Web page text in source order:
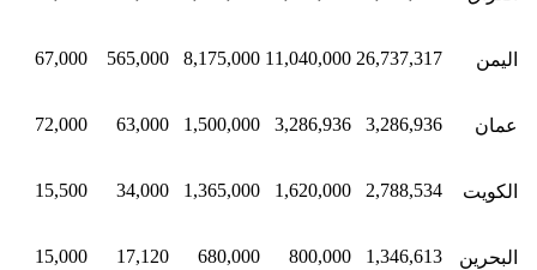
اليمن 26,737,317
11,040,000
8,175,000
565,000
67,000
عمان 3,286,936
3,286,936
1,500,000
63,000
72,000
الكويت 2,788,534
1,620,000
1,365,000
34,000
15,500
البحرين 1,346,613
800,000
680,000
17,120
15,000